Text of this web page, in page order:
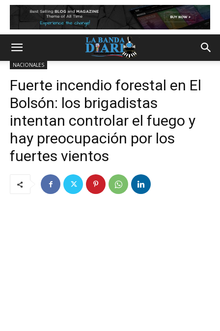
NACIONALES
Fuerte incendio forestal en El
Bolsón: los brigadistas
intentan controlar el fuego y
hay preocupación por los
fuertes vientos